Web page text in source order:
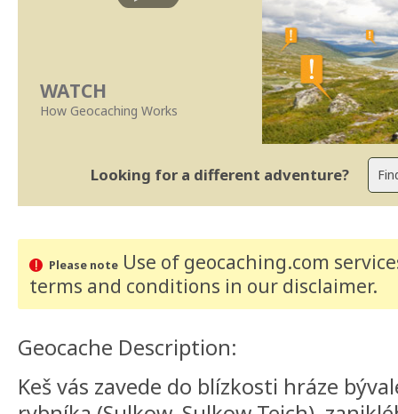
WATCH
How Geocaching Works
Looking for a different adventure?
Please noteUse of geocaching.com
terms and conditions in our disclaimer.
Geocache Description:
Keš vás zavede do blízkosti hráze